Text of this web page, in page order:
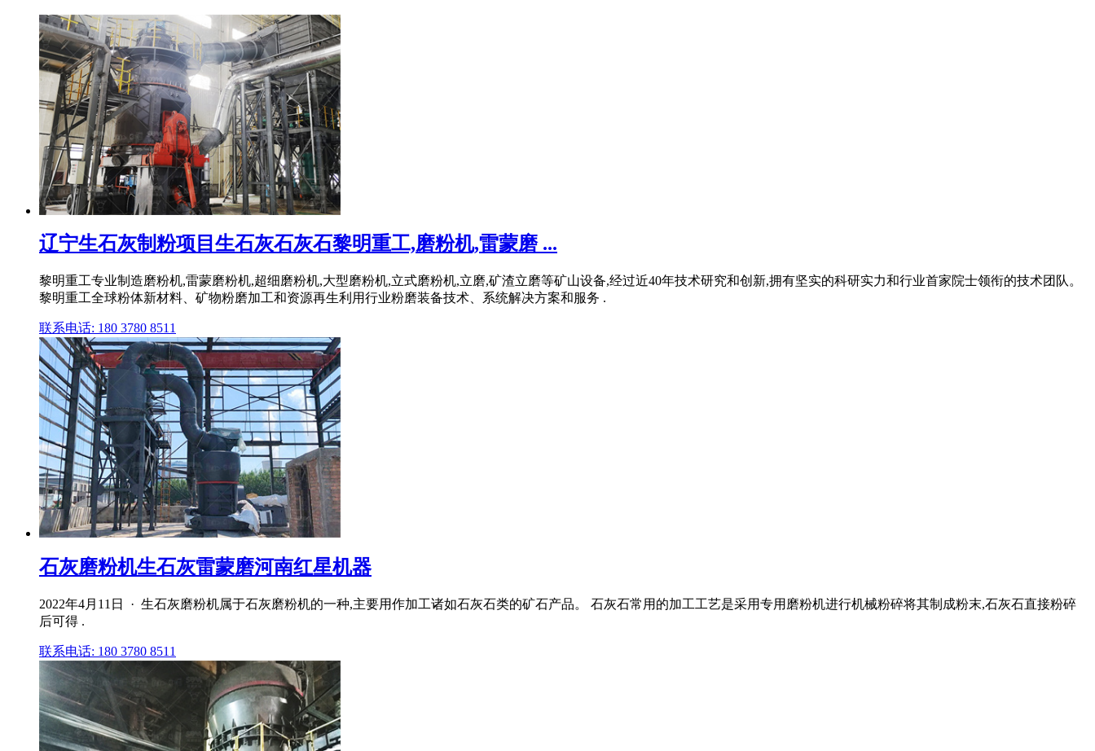
辽宁生石灰制粉项目生石灰石灰石黎明重工,磨粉机,雷蒙磨 ...
黎明重工专业制造磨粉机,雷蒙磨粉机,超细磨粉机,大型磨粉机,立式磨粉机,立磨,矿渣立磨等矿山设备,经过近40年技术研究和创新,拥有坚实的科研实力和行业首家院士领衔的技术团队。
黎明重工全球粉体新材料、矿物粉磨加工和资源再生利用行业粉磨装备技术、系统解决方案和服务 .
联系电话: 180 3780 8511
石灰磨粉机生石灰雷蒙磨河南红星机器
2022年4月11日 · 生石灰磨粉机属于石灰磨粉机的一种,主要用作加工诸如石灰石类的矿石产品。 石灰石常用的加工工艺是采用专用磨粉机进行机械粉碎将其制成粉末,石灰石直接粉碎
后可得 .
联系电话: 180 3780 8511